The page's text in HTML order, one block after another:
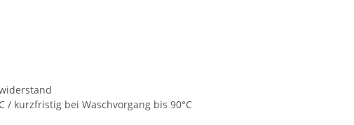
/ kurzfristig bei Waschvorgang bis 90°C